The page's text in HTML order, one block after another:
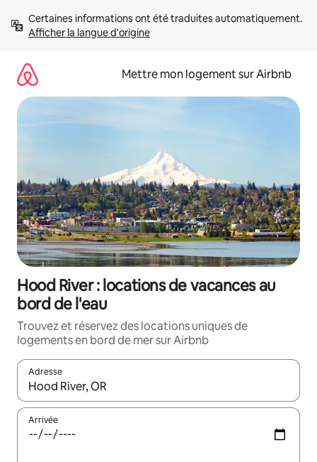
directement
Afficher la langue d'origine
Mettre mon logement sur Airbnb
Hood River : locations de vacances au
bord de l'eau
Trouvez et réservez des locations uniques de
logements en bord de mer sur Airbnb
Adresse
Lorsque les résultats s'affichent, utilisez les flèches vers le
Arrivée